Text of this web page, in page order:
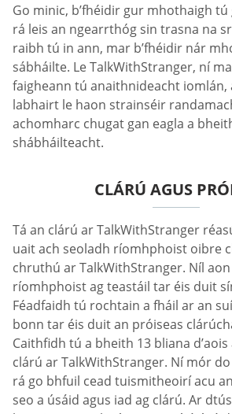
Go minic, b’fhéidir gur mhothaigh
rá leis an ngearrthóg sin trasna na
raibh tú in ann, mar b’fhéidir nár
sábháilte. Le TalkWithStranger, ní
faigheann tú anaithnideacht iomlán,
labhairt le haon strainséir
achomharc chugat gan eagla a
shábháilteacht.
CLÁRÚ AGUS
Tá an clárú ar TalkWithStranger
uait ach seoladh ríomhphoist oibre
chruthú ar TalkWithStranger. Níl
ríomhphoist ag teastáil tar éis duit
Féadfaidh tú rochtain a fháil ar an
bonn tar éis duit an próiseas
Caithfidh tú a bheith 13 bliana
clárú ar TalkWithStranger. Ní mór
rá go bhfuil cead tuismitheoirí acu
seo a úsáid agus iad ag clárú. Ar